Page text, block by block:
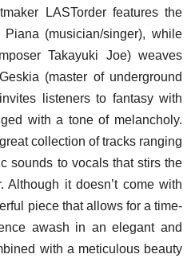
LASTorder features the
(musician/singer), while
Takayuki Joe) weaves
(master of underground
listeners to fantasy with
with a tone of melancholy.
collection of tracks ranging
sounds to vocals that stirs the
Although it doesn’t come with
piece that allows for a time-
awash in an elegant and
with a meticulous beauty